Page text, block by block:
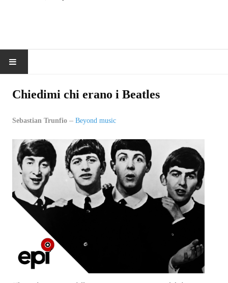
QUOVADIS
SEZIONI
Oltre il presente
Oltre i sensi
Entro e non oltre
Chiedimi chi erano i Beatles
Sebastian Trunfio Beyond music